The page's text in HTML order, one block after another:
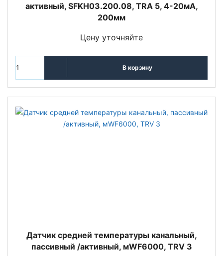
активный, SFKH03.200.08, TRA 5, 4-20мA,
200мм
Цену уточняйте
В корзину
Датчик средней температуры канальный,
пассивный /активный, мWF6000, TRV 3